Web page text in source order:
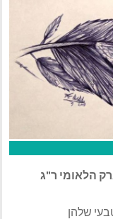
הלאומי ר"ג
שלהן